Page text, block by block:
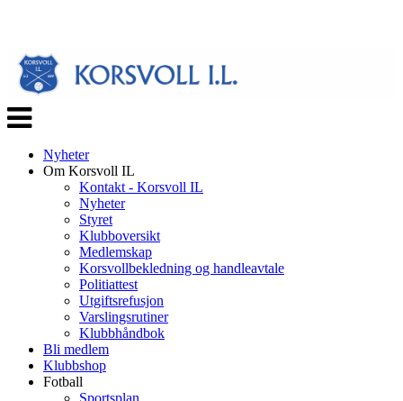
Veksle
navigasjon
Nyheter
Om Korsvoll IL
Kontakt - Korsvoll IL
Nyheter
Styret
Klubboversikt
Medlemskap
Korsvollbekledning og handleavtale
Politiattest
Utgiftsrefusjon
Varslingsrutiner
Klubbhåndbok
Bli medlem
Klubbshop
Fotball